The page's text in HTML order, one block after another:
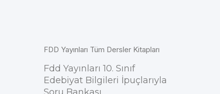
FDD Yayınları Tüm Dersler Kitapları
Fdd Yayınları 10. Sınıf
Edebiyat Bilgileri İpuçlarıyla